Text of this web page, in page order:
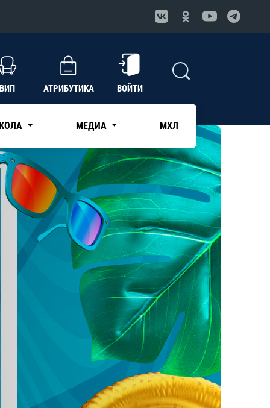
ВИП АТРИБУТИКА ВОЙТИ
МЕДИА МХЛ